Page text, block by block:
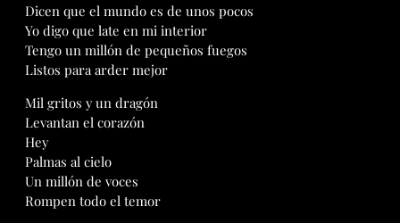
Dicen que el mundo es de unos pocos
Yo digo que late en mi interior
Tengo un millón de pequeños fuegos
Listos para arder mejor
Mil gritos y un dragón
Levantan el corazón
Hey
Palmas al cielo
Un millón de voces
Rompen todo el temor